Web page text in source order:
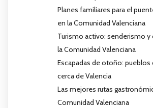
Planes familiares para el
en la Comunidad Valenciana
Turismo activo: senderismo
la Comunidad Valenciana
Escapadas de otoño:
cerca de Valencia
Las mejores rutas
Comunidad Valenciana